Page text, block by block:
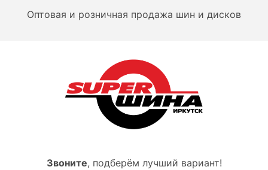
Оптовая и розничная продажа шин и дисков
Звоните, подберём лучший вариант!